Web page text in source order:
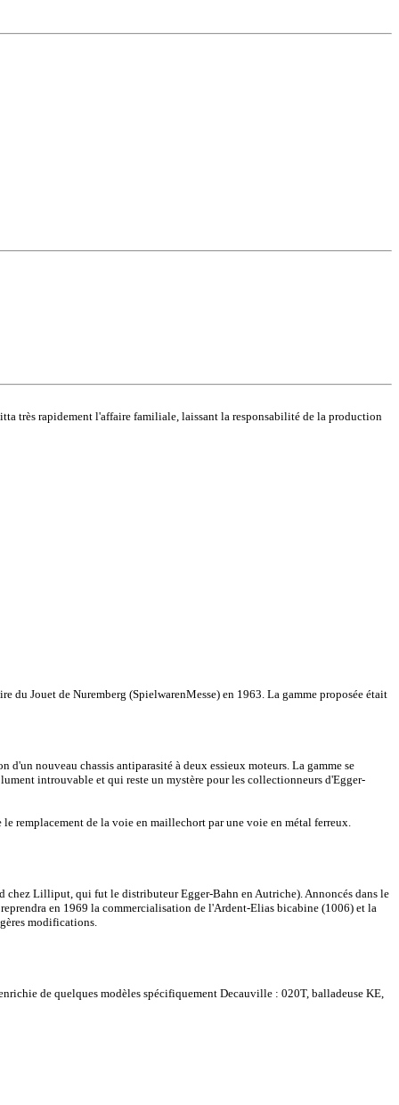
très rapidement l'affaire familiale, laissant la responsabilité de la production
du Jouet de Nuremberg (SpielwarenMesse) en 1963. La gamme proposée était
nouveau chassis antiparasité à deux essieux moteurs. La gamme se
introuvable et qui reste un mystère pour les collectionneurs d'Egger-
remplacement de la voie en maillechort par une voie en métal ferreux.
chez Lilliput, qui fut le distributeur Egger-Bahn en Autriche). Annoncés dans le
en 1969 la commercialisation de l'Ardent-Elias bicabine (1006) et la
modifications.
de quelques modèles spécifiquement Decauville : 020T, balladeuse KE,